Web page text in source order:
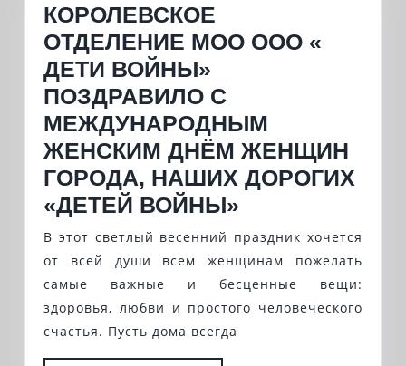
КОРОЛЕВСКОЕ
ОТДЕЛЕНИЕ МОО ООО «
ДЕТИ ВОЙНЫ»
ПОЗДРАВИЛО С
МЕЖДУНАРОДНЫМ
ЖЕНСКИМ ДНЁМ ЖЕНЩИН
ГОРОДА, НАШИХ ДОРОГИХ
«ДЕТЕЙ ВОЙНЫ»
ОТДЕЛЕНИЕ
МОО
ООО
«
В этот светлый весенний праздник хочется
от всей души всем женщинам пожелать
самые важные и бесценные вещи:
здоровья, любви и простого человеческого
счастья. Пусть дома всегда